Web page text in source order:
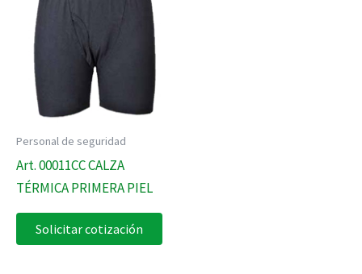
Personal de seguridad
Art. 00011CC CALZA
TÉRMICA PRIMERA PIEL
Solicitar cotización